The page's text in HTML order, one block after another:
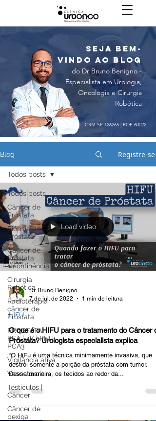
seja bem-
vindo ao blog
do Dr Bruno Benigno -
Especialista em Urologia,
Oncologia e Cirurgia
Robótica
CRM SP 126265 | RQE 60022
Blog Registre-se
Todos posts
Câncer de
Próstata
Biópsia de
próstata
Câncer de
Próstata
Incontinência
Cirurgia
Robótica
Radioterapia
câncer de
Próstata
PROSTATA:
PSA | 4K | PHI |
PCA3
Vigilância ativa
Vasectomia
Testículos |
Câncer
Câncer de
bexiga
Todos posts
Load video
Dr. Bruno Benigno
7 de jul. de 2022
1 min de leitura
HIFU
O que é o HIFU para o tratamento do Câncer
Próstata? Urologista especialista explica
“O HiFu é uma técnica minimamente invasiva, que
destrói somente a porção da próstata com tumor.
Dessa maneira, os tecidos ao redor da...